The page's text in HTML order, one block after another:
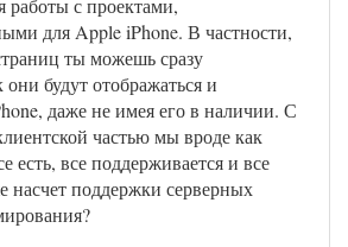
работы с проектами,
для Apple iPhone. В частности,
ты можешь сразу
они будут отображаться и
даже не имея его в наличии. С
частью мы вроде как
есть, все поддерживается и все
насчет поддержки серверных